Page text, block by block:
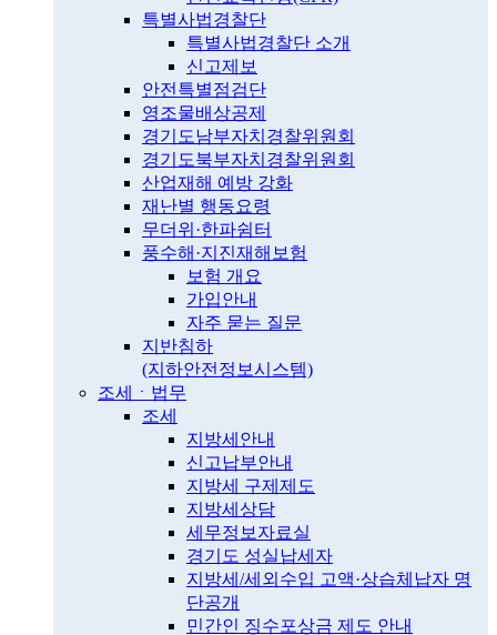
특별사법경찰단
특별사법경찰단 소개
신고제보
안전특별점검단
영조물배상공제
경기도남부자치경찰위원회
경기도북부자치경찰위원회
산업재해 예방 강화
재난별 행동요령
무더위·한파쉼터
풍수해·지진재해보험
보험 개요
가입안내
자주 묻는 질문
지반침하
(지하안전정보시스템)
조세ㆍ법무
조세
지방세안내
신고납부안내
지방세 구제제도
지방세상담
세무정보자료실
경기도 성실납세자
지방세/세외수입 고액·상습체납자 명
단공개
민간인 징수포상금 제도 안내